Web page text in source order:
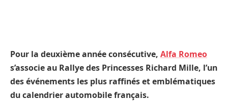
Pour la deuxième année consécutive, Alfa Romeo
s’associe au Rallye des Princesses Richard Mille, l’un
des événements les plus raffinés et emblématiques
du calendrier automobile français.